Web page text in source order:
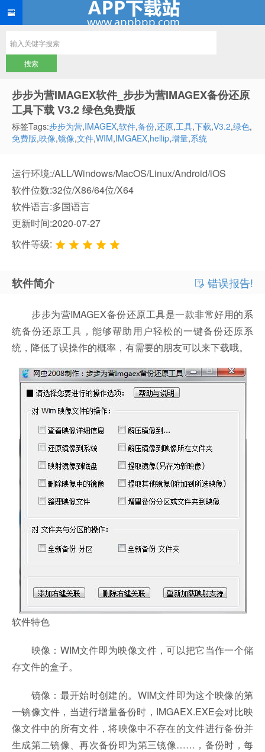
步步为营IMAGEX软件_步步为营IMAGEX备份还原
工具下载 V3.2 绿色免费版
标签Tags:步步为营,IMAGEX,软件,备份,还原,工具,下载,V3.2,绿色,
免费版,映像,镜像,文件,WIM,IMGAEX,hellip,增量,系统
运行环境:/ALL/Windows/MacOS/Linux/Android/iOS
软件位数:32位/X86/64位/X64
软件语言:多国语言
更新时间:2020-07-27
软件等级:
软件简介 错误报告!
步步为营IMAGEX备份还原工具是一款非常好用的系
统备份还原工具，能够帮助用户轻松的一键备份还原系
统，降低了误操作的概率，有需要的朋友可以来下载哦。
软件特色
映像：WIM文件即为映像文件，可以把它当作一个储
存文件的盒子。
镜像：最开始时创建的。WIM文件即为这个映像的第
一镜像文件，当进行增量备份时，IMGAEX.EXE会对比映
像文件中的所有文件，将映像中不存在的文件进行备份并
生成第二镜像、再次备份即为第三镜像……，备份时，每